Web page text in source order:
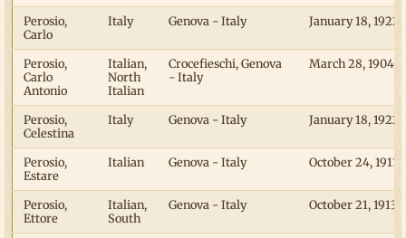
Perosio,
Carlo
Italy Genova - Italy January 18, 1922
Perosio,
Carlo
Antonio
Italian,
North
Italian
Crocefieschi, Genova
- Italy
March 28, 1904
Perosio,
Celestina
Italy Genova - Italy January 18, 1922
Perosio,
Estare
Italian Genova - Italy October 24, 1911
Perosio,
Ettore
Italian,
South
Genova - Italy October 21, 1913